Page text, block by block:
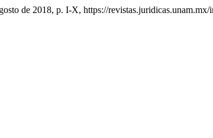
de 2018, p. I-X, https://revistas.juridicas.unam.mx/